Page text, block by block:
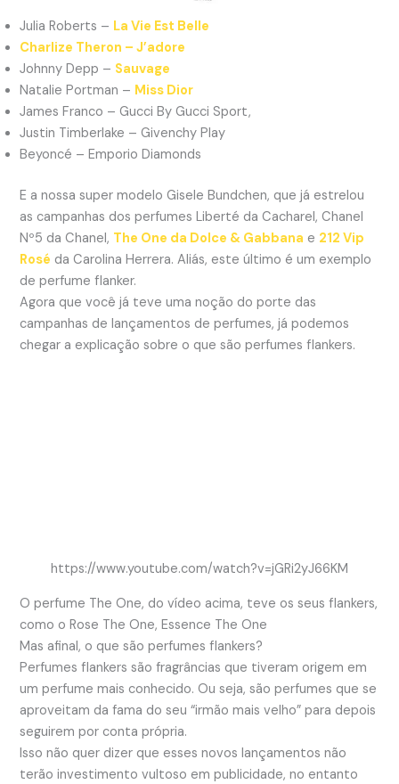
Julia Roberts – La Vie Est Belle
Charlize Theron – J’adore
Johnny Depp – Sauvage
Natalie Portman – Miss Dior
James Franco – Gucci By Gucci Sport,
Justin Timberlake – Givenchy Play
Beyoncé – Emporio Diamonds
E a nossa super modelo Gisele Bundchen, que já estrelou
as campanhas dos perfumes Liberté da Cacharel, Chanel
Nº5 da Chanel, The One da Dolce & Gabbana e 212 Vip
Rosé da Carolina Herrera. Aliás, este último é um exemplo
de perfume flanker.
Agora que você já teve uma noção do porte das
campanhas de lançamentos de perfumes, já podemos
chegar a explicação sobre o que são perfumes flankers.
https://www.youtube.com/watch?v=jGRi2yJ66KM
O perfume The One, do vídeo acima, teve os seus flankers,
como o Rose The One, Essence The One
Mas afinal, o que são perfumes flankers?
Perfumes flankers são fragrâncias que tiveram origem em
um perfume mais conhecido. Ou seja, são perfumes que se
aproveitam da fama do seu “irmão mais velho” para depois
seguirem por conta própria.
Isso não quer dizer que esses novos lançamentos não
terão investimento vultoso em publicidade, no entanto